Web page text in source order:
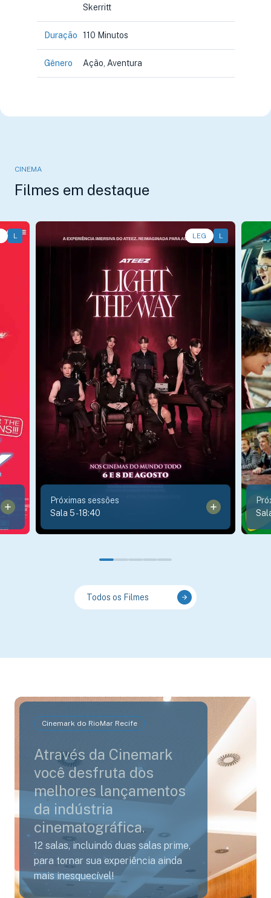
Skerritt
Duração 110 Minutos
Gênero Ação, Aventura
CINEMA
Filmes em destaque
L LEG L
Show • • 1h5
Próximas sessões
Sala 5-18:40
Todos os Filmes
Cinemark do RioMar Recife
Através da Cinemark
você desfruta dos
melhores lançamentos
da indústria
cinematográfica.
12 salas, incluindo duas salas prime,
para tornar sua experiência ainda
mais inesquecível!